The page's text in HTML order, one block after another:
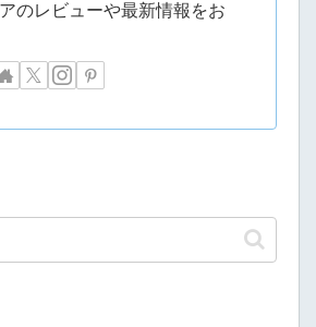
のレビューや最新情報をお